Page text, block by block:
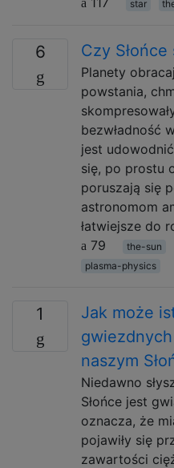
star
6 Czy
Planety
powstania,
bezwładność
jest
się, po prostu
poruszają się
astronomom
łatwiejsze do
79
the-sun
plasma-physics
1
Jak może
naszym
Niedawno
Słońce jest
oznacza, że
pojawiły się
zawartości